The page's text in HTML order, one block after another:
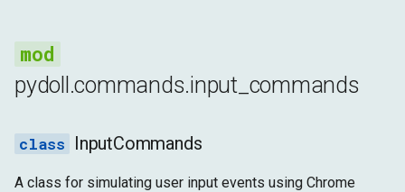
e
a
c
h
emulate_touch_from_mouse_event
insert_text
Armazenamento
Alvo
pydoll.commands.input_commands
InputCommands
A class for simulating user input events using Chrome